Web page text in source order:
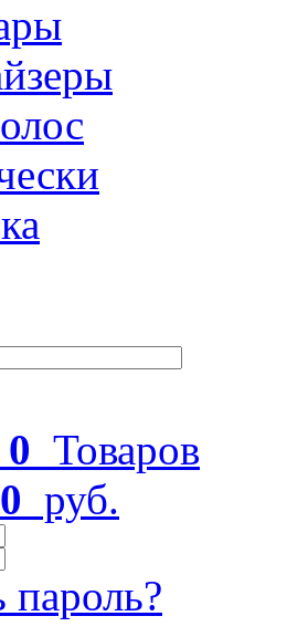
0 Товаров
0 руб.